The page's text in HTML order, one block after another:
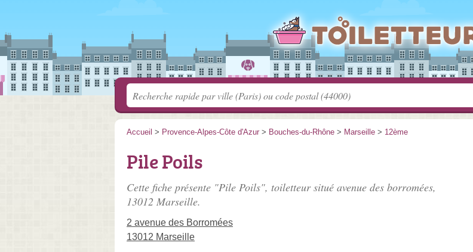
Accueil > Provence-Alpes-Côte d'Azur > Bouches-du-Rhône > Marseille > 12ème
Pile Poils
Cette fiche présente "Pile Poils", toiletteur situé avenue des borromées,
13012 Marseille.
2 avenue des Borromées
13012 Marseille